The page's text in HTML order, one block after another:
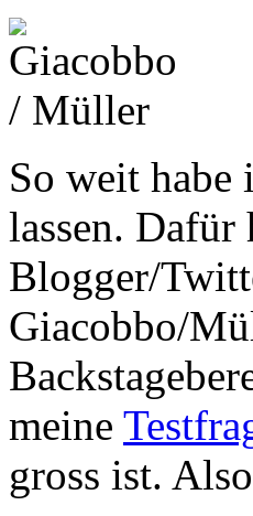
So weit habe
lassen.
Blogger/
Giacobbo/
meine
gross ist.